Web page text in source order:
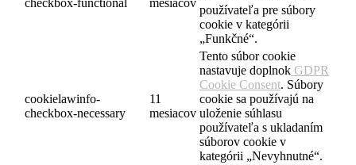
používateľa pre súbory
cookie v kategórii
„Funkčné“.
cookielawinfo-
checkbox-necessary
11
mesiacov
Tento súbor cookie
nastavuje doplnok GDPR
Cookie Consent. Súbory
cookie sa používajú na
uloženie súhlasu
používateľa s ukladaním
súborov cookie v
kategórii „Nevyhnutné“.